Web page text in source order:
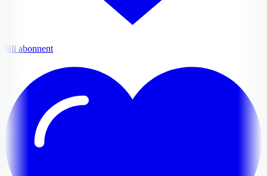
Bli abonnent